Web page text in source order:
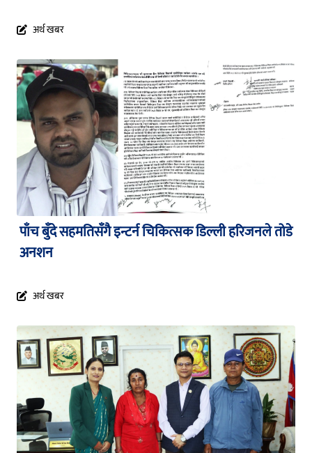
अर्थ खबर
पाँच बुँदे सहमतिसँगै इन्टर्न चिकित्सक डिल्ली हरिजनले तोडे
अनशन
अर्थ खबर